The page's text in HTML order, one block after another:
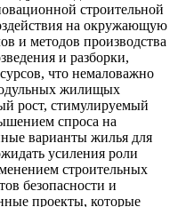
строительной
на окружающую
и методов производства
и разборки,
что немаловажно
жилищых
рост, стимулируемый
спроса на
варианты жилья для
усиления роли
строительных
безопасности и
проекты, которые